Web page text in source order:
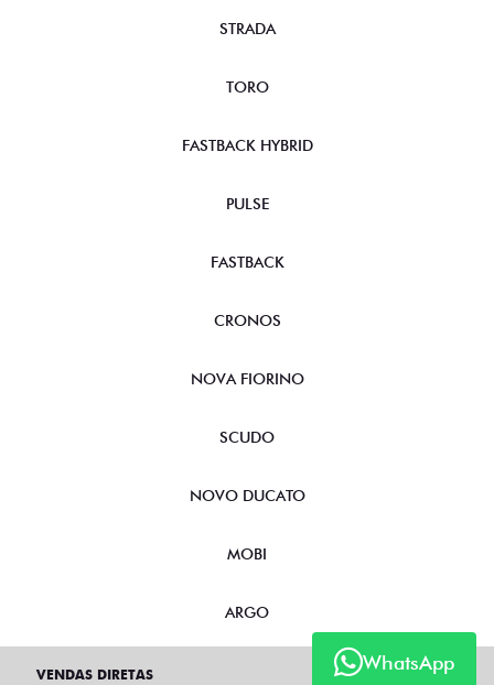
WhatsApp
STRADA
TORO
FASTBACK HYBRID
PULSE
FASTBACK
CRONOS
NOVA FIORINO
SCUDO
NOVO DUCATO
MOBI
ARGO
VENDAS DIRETAS